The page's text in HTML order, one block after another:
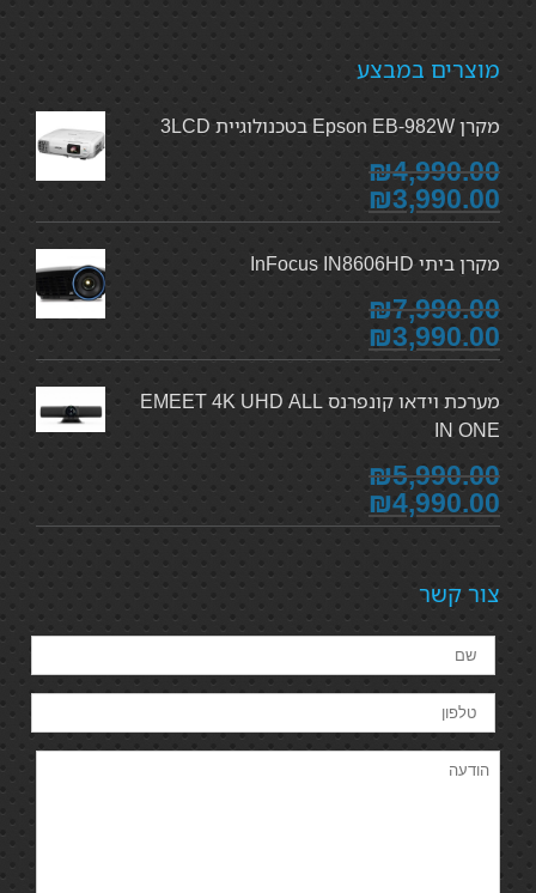
מוצרים במבצע
מקרן Epson EB-982W בטכנולוגיית 3LCD
₪4,990.00
₪3,990.00
מקרן ביתי InFocus IN8606HD
₪7,990.00
₪3,990.00
מערכת וידאו קונפרנס EMEET 4K UHD ALL
IN ONE
₪5,990.00
₪4,990.00
צור קשר